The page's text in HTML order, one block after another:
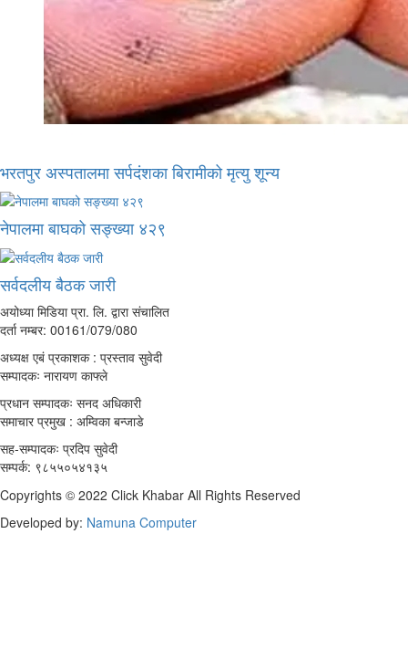
भरतपुर अस्पतालमा सर्पदंशका बिरामीको मृत्यु शून्य
नेपालमा बाघको सङ्ख्या ४२९
सर्वदलीय बैठक जारी
अयोध्या मिडिया प्रा. लि. द्वारा संचालित
दर्ता नम्बर: 00161/079/080
अध्यक्ष एबं प्रकाशक : प्रस्ताव सुवेदी
सम्पादकः नारायण काफ्ले
प्रधान सम्पादकः सनद अधिकारी
समाचार प्रमुख : अम्विका बन्जाडे
सह-सम्पादकः प्रदिप सुवेदी
सम्पर्क: ९८५५०५४१३५
Copyrights © 2022 Click Khabar All Rights Reserved
Developed by: Namuna Computer